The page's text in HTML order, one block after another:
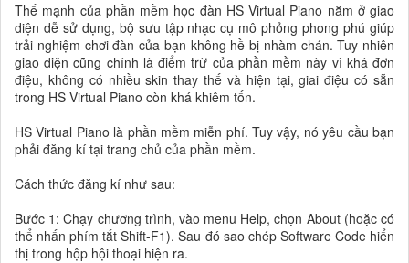
Thế mạnh của phần mềm học đàn HS Virtual Piano nằm ở giao
diện dễ sử dụng, bộ sưu tập nhạc cụ mô phỏng phong phú giúp
trải nghiệm chơi đàn của bạn không hề bị nhàm chán. Tuy nhiên
giao diện cũng chính là điểm trừ của phần mềm này vì khá đơn
điệu, không có nhiều skin thay thế và hiện tại, giai điệu có sẵn
trong HS Virtual Piano còn khá khiêm tốn.
HS Virtual Piano là phần mềm miễn phí. Tuy vậy, nó yêu cầu bạn
phải đăng kí tại trang chủ của phần mềm.
Cách thức đăng kí như sau:
Bước 1: Chạy chương trình, vào menu Help, chọn About (hoặc có
thể nhấn phím tắt Shift-F1). Sau đó sao chép Software Code hiển
thị trong hộp hội thoại hiện ra.